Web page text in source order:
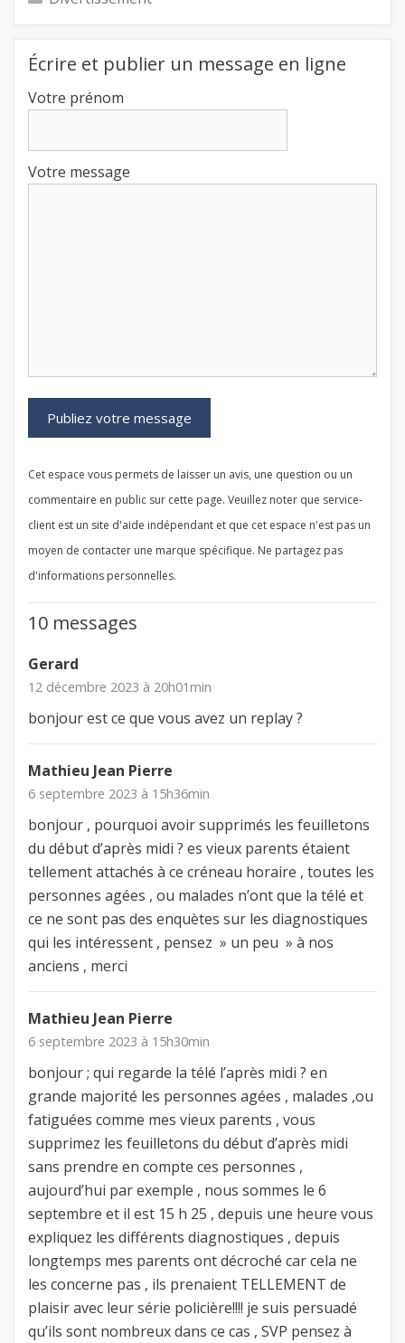
Écrire et publier un message en ligne
Votre prénom
Votre message
Cet espace vous permets de laisser un avis, une question ou un
commentaire en public sur cette page. Veuillez noter que service-
client est un site d'aide indépendant et que cet espace n'est pas un
moyen de contacter une marque spécifique. Ne partagez pas
d'informations personnelles.
10 messages
Gerard
12 décembre 2023 à 20h01min
bonjour est ce que vous avez un replay ?
Mathieu Jean Pierre
6 septembre 2023 à 15h36min
bonjour , pourquoi avoir supprimés les feuilletons
du début d’après midi ? es vieux parents étaient
tellement attachés à ce créneau horaire , toutes les
personnes agées , ou malades n’ont que la télé et
ce ne sont pas des enquètes sur les diagnostiques
qui les intéressent , pensez » un peu » à nos
anciens , merci
Mathieu Jean Pierre
6 septembre 2023 à 15h30min
bonjour ; qui regarde la télé l’après midi ? en
grande majorité les personnes agées , malades ,ou
fatiguées comme mes vieux parents , vous
supprimez les feuilletons du début d’après midi
sans prendre en compte ces personnes ,
aujourd’hui par exemple , nous sommes le 6
septembre et il est 15 h 25 , depuis une heure vous
expliquez les différents diagnostiques , depuis
longtemps mes parents ont décroché car cela ne
les concerne pas , ils prenaient TELLEMENT de
plaisir avec leur série policière!!!! je suis persuadé
qu’ils sont nombreux dans ce cas , SVP pensez à